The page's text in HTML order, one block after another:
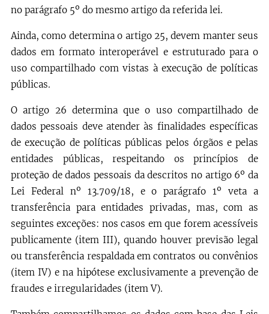
no parágrafo 5º do mesmo artigo da referida lei.
Ainda, como determina o artigo 25, devem manter seus
dados em formato interoperável e estruturado para o
uso compartilhado com vistas à execução de políticas
públicas.
O artigo 26 determina que o uso compartilhado de
dados pessoais deve atender às finalidades específicas
de execução de políticas públicas pelos órgãos e pelas
entidades públicas, respeitando os princípios de
proteção de dados pessoais da descritos no artigo 6º da
Lei Federal nº 13.709/18, e o parágrafo 1º veta a
transferência para entidades privadas, mas, com as
seguintes exceções: nos casos em que forem acessíveis
publicamente (item III), quando houver previsão legal
ou transferência respaldada em contratos ou convênios
(item IV) e na hipótese exclusivamente a prevenção de
fraudes e irregularidades (item V).